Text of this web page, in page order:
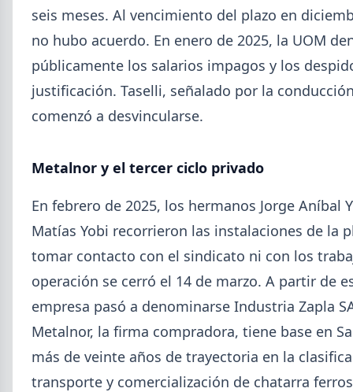
Producción Mundial de Acero – Junio 2026
seis meses. Al vencimiento del plazo en
no hubo acuerdo. En enero de 2025, la UOM
públicamente los salarios impagos y los
justificación. Taselli, señalado por la
comenzó a desvincularse.
Metalnor y el tercer ciclo privado
En febrero de 2025, los hermanos Jorge Aníbal
Matías Yobi recorrieron las instalaciones de la
tomar contacto con el sindicato ni con los
operación se cerró el 14 de marzo. A partir de
empresa pasó a denominarse Industria Zapla
Metalnor, la firma compradora, tiene base en
más de veinte años de trayectoria en la
transporte y comercialización de chatarra